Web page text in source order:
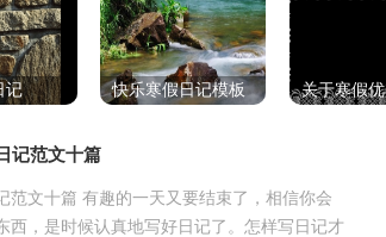
记
快乐寒假日记模板
关于寒假
记范文十篇
范文十篇 有趣的一天又要结束了，相信你会
西，是时候认真地写好日记了。怎样写日记才